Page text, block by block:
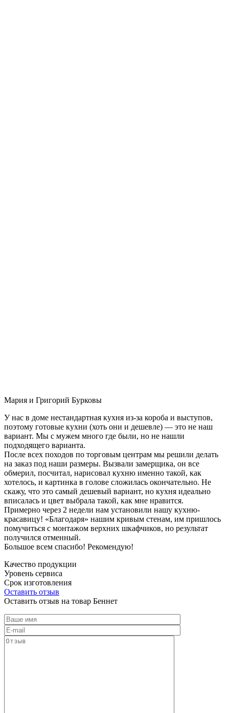
Мария и Григорий Бурковы
У нас в доме нестандартная кухня из-за короба и выступов,
поэтому готовые кухни (хоть они и дешевле) — это не наш
вариант. Мы с мужем много где были, но не нашли
подходящего варианта.
После всех походов по торговым центрам мы решили делать
на заказ под наши размеры. Вызвали замерщика, он все
обмерил, посчитал, нарисовал кухню именно такой, как
хотелось, и картинка в голове сложилась окончательно. Не
скажу, что это самый дешевый вариант, но кухня идеально
вписалась и цвет выбрала такой, как мне нравится.
Примерно через 2 недели нам установили нашу кухню-
красавицу! «Благодаря» нашим кривым стенам, им пришлось
помучиться с монтажом верхних шкафчиков, но результат
получился отменный.
Большое всем спасибо! Рекомендую!
Качество продукции
Уровень сервиса
Срок изготовления
Оставить отзыв
Оставить отзыв на товар Беннет